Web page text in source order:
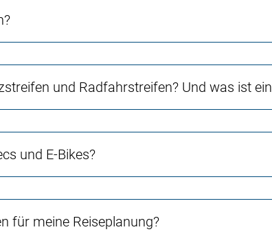
und Radfahrstreifen? Und was ist
und E-Bikes?
für meine Reiseplanung?